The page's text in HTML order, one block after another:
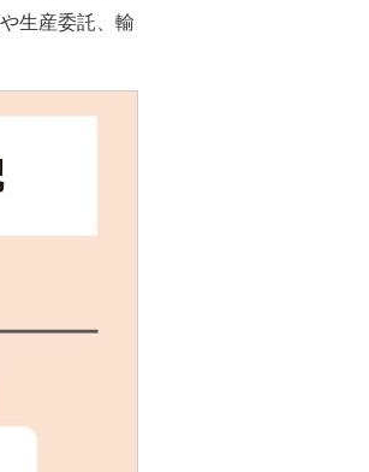
生産委託、輸